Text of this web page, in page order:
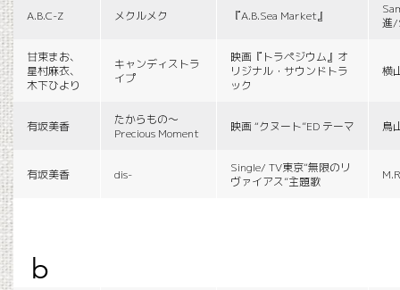
A.B.C-Z メクルメク 『A.B.Sea Market』
進/
甘束まお、
星村麻衣、
木下ひより
キャンディストラ
イプ
映画『トラペジウム』オ
リジナル・サウンドトラ
ック
横
有坂美香
たからもの〜
Precious Moment
映画 “クヌート”ED テーマ 鳥
有坂美香 dis-
Single/ TV東京“無限のリ
ヴァイアス”主題歌
b